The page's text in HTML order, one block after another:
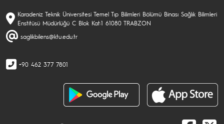
Karadeniz Teknik Üniversitesi Temel Tıp Bilimleri Bölümü Binası Sağlık Bilimleri
Enstitüsü Müdürlüğü C Blok Kat:1 61080 TRABZON
saglikbilens@ktu.edu.tr
+90 462 377 7801